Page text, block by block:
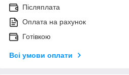
Післяплата
Оплата на рахунок
Готівкою
Всі умови оплати